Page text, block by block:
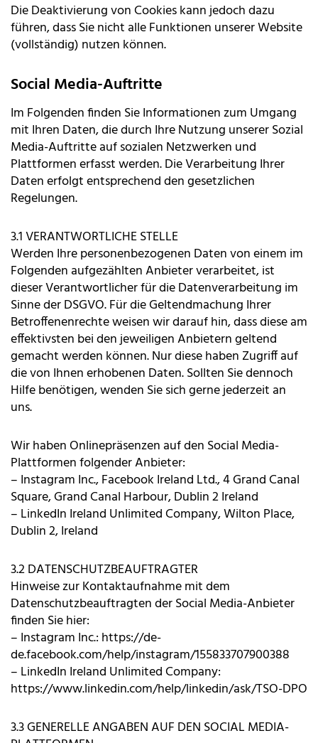
Die Deaktivierung von Cookies kann jedoch dazu
führen, dass Sie nicht alle Funktionen unserer Website
(vollständig) nutzen können.
Social Media-Auftritte
Im Folgenden finden Sie Informationen zum Umgang
mit Ihren Daten, die durch Ihre Nutzung unserer Sozial
Media-Auftritte auf sozialen Netzwerken und
Plattformen erfasst werden. Die Verarbeitung Ihrer
Daten erfolgt entsprechend den gesetzlichen
Regelungen.
3.1 VERANTWORTLICHE STELLE
Werden Ihre personenbezogenen Daten von einem im
Folgenden aufgezählten Anbieter verarbeitet, ist
dieser Verantwortlicher für die Datenverarbeitung im
Sinne der DSGVO. Für die Geltendmachung Ihrer
Betroffenenrechte weisen wir darauf hin, dass diese am
effektivsten bei den jeweiligen Anbietern geltend
gemacht werden können. Nur diese haben Zugriff auf
die von Ihnen erhobenen Daten. Sollten Sie dennoch
Hilfe benötigen, wenden Sie sich gerne jederzeit an
uns.
Wir haben Onlinepräsenzen auf den Social Media-
Plattformen folgender Anbieter:
– Instagram Inc., Facebook Ireland Ltd., 4 Grand Canal
Square, Grand Canal Harbour, Dublin 2 Ireland
– LinkedIn Ireland Unlimited Company, Wilton Place,
Dublin 2, Ireland
3.2 DATENSCHUTZBEAUFTRAGTER
Hinweise zur Kontaktaufnahme mit dem
Datenschutzbeauftragten der Social Media-Anbieter
finden Sie hier:
– Instagram Inc.: https://de-
de.facebook.com/help/instagram/155833707900388
– LinkedIn Ireland Unlimited Company:
https://www.linkedin.com/help/linkedin/ask/TSO-DPO
3.3 GENERELLE ANGABEN AUF DEN SOCIAL MEDIA-